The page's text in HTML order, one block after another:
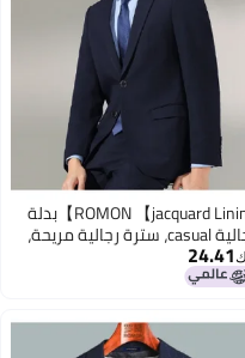
ROMON 【jacquard Lining】بدلة
رجالية casual، سترة رجالية مريحة،
ذات صدر واحد للتنقل
24.41